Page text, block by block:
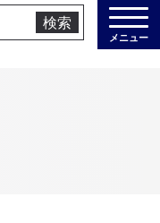
検索
メニュー